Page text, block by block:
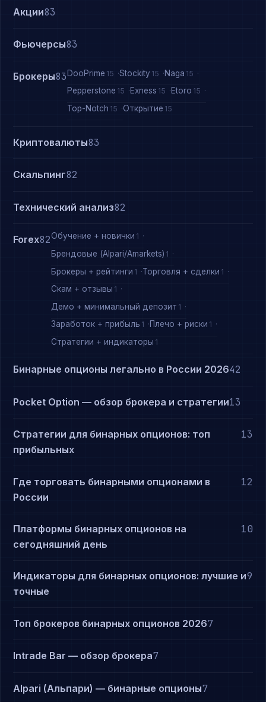
Акции83
Фьючерсы83
Брокеры83 DooPrime 15 Stockity 15 Naga 15
Pepperstone 15 Exness 15 Etoro 15
Top-Notch 15 Открытие 15
Криптовалюты83
Скальпинг82
Технический анализ82
Forex82Обучение + новички 1
Брендовые (Alpari/Amarkets) 1
Брокеры + рейтинги 1 Торговля + сделки 1
Скам + отзывы 1
Демо + минимальный депозит 1
Заработок + прибыль 1 Плечо + риски 1
Стратегии + индикаторы 1
Бинарные опционы легально в России 202642
Pocket Option — обзор брокера и стратегии13
Стратегии для бинарных опционов: топ
прибыльных
13
Где торговать бинарными опционами в
России
12
Платформы бинарных опционов на
сегодняшний день
10
Индикаторы для бинарных опционов: лучшие и
точные
9
Топ брокеров бинарных опционов 20267
Intrade Bar — обзор брокера7
Alpari (Альпари) — бинарные опционы7